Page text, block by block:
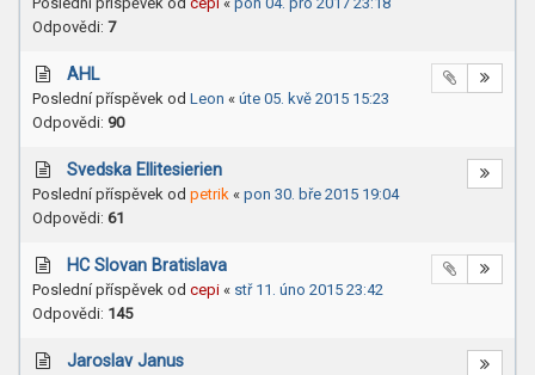
Odpovědi: 7
AHL
Poslední příspěvek od Leon « úte 05. kvě 2015 15:23
Odpovědi: 90
Svedska Ellitesierien
Poslední příspěvek od petrik « pon 30. bře 2015 19:04
Odpovědi: 61
HC Slovan Bratislava
Poslední příspěvek od cepi « stř 11. úno 2015 23:42
Odpovědi: 145
Jaroslav Janus